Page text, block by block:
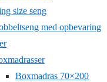
size seng
med opbevaring
Boxmadras 70×200